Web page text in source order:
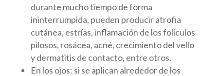
durante mucho tiempo de forma
ininterrumpida, pueden producir atrofia
cutánea, estrías, inflamación de los folículos
pilosos, rosácea, acné, crecimiento del vello
y dermatitis de contacto, entre otros.
En los ojos: si se aplican alrededor de los